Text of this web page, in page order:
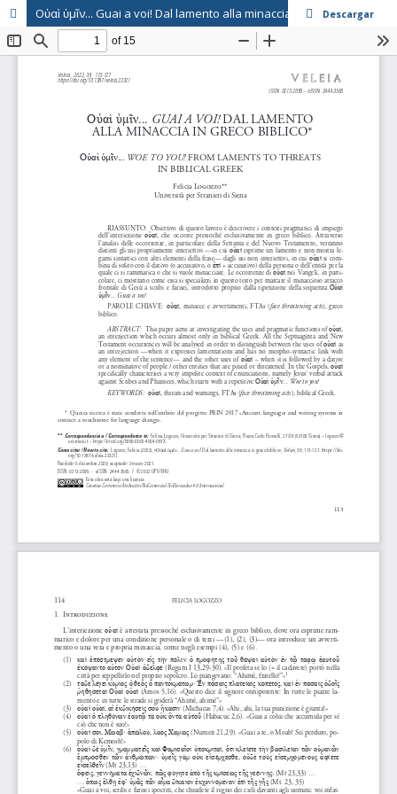
Οὐαὶ ὑμῖν... Guai a voi! Dal lamento alla minaccia in greco biblico
Descargar